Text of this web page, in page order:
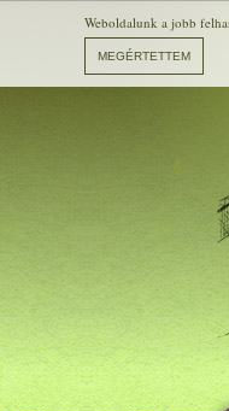
Weboldalunk a jobb